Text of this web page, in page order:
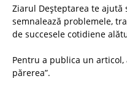
Ziarul Deșteptarea te ajută
semnalează problemele,
de succesele cotidiene
Pentru a publica un articol,
părerea”.